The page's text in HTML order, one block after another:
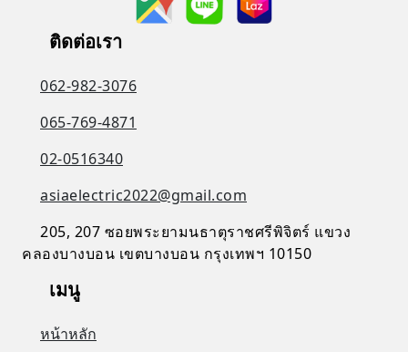
ติดต่อเรา
062-982-3076
065-769-4871
02-0516340
asiaelectric2022@gmail.com
205, 207 ซอยพระยามนธาตุราชศรีพิจิตร์ แขวง
คลองบางบอน เขตบางบอน กรุงเทพฯ 10150
เมนู
หน้าหลัก